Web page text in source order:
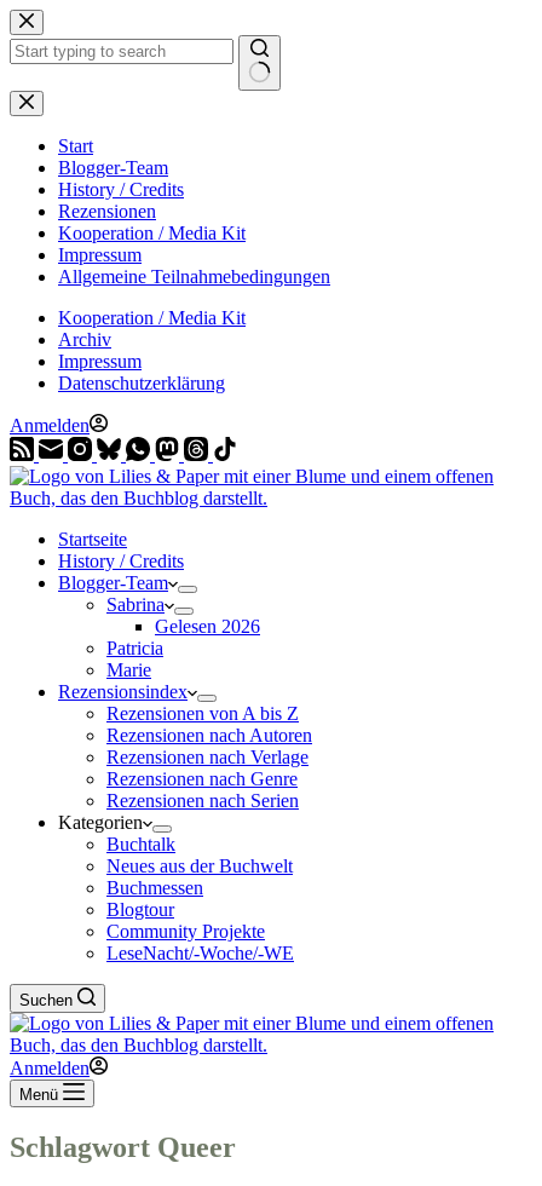
Zum
Inhalt
springen
Start
Blogger-Team
History / Credits
Rezensionen
Kooperation / Media Kit
Impressum
Allgemeine Teilnahmebedingungen
Kooperation / Media Kit
Archiv
Impressum
Datenschutzerklärung
Anmelden
Startseite
History / Credits
Blogger-Team
Sabrina
Gelesen 2026
Patricia
Marie
Rezensionsindex
Rezensionen von A bis Z
Rezensionen nach Autoren
Rezensionen nach Verlage
Rezensionen nach Genre
Rezensionen nach Serien
Kategorien
Buchtalk
Neues aus der Buchwelt
Buchmessen
Blogtour
Community Projekte
LeseNacht/-Woche/-WE
Suchen
Anmelden
Menü
Schlagwort Queer